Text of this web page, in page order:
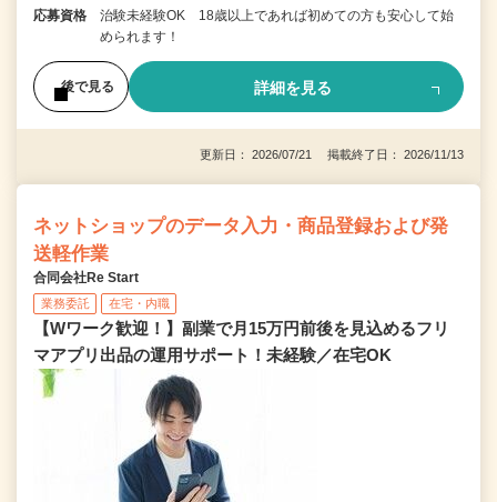
応募資格
治験未経験OK 18歳以上であれば初めての方も安心して始
められます！
後で見る 詳細を見る
更新日： 2026/07/21 掲載終了日： 2026/11/13
ネットショップのデータ入力・商品登録および発
送軽作業
合同会社Re Start
業務委託 在宅・内職
【Wワーク歓迎！】副業で月15万円前後を見込めるフリ
マアプリ出品の運用サポート！未経験／在宅OK